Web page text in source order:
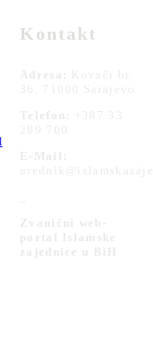
Kontakt
Adresa:
Kovači br.
36, 71000 Sarajevo
Telefon:
+387 33
289 700
E-Mail:
Zvanični web-
portal Islamske
zajednice u BiH